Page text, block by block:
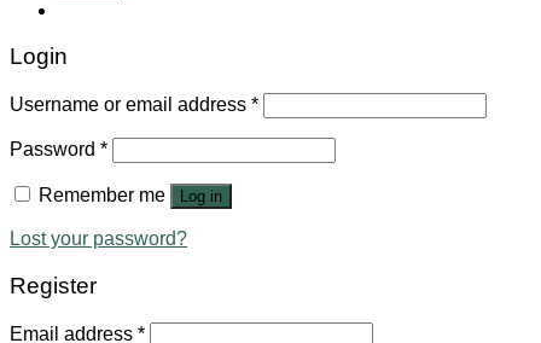
Login
Username or email address *
Password *
Remember me Log in
Lost your password?
Register
Email address *